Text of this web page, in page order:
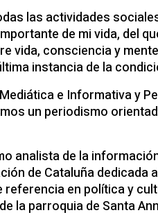
las actividades
de mi vida, del
vida, consciencia y
instancia de la
e Informativa y
un periodismo
analista de la
de Cataluña dedicada
referencia en política y
la parroquia de Santa